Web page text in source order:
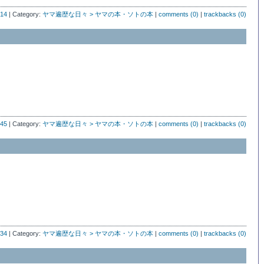
| Category: ヤマ遍歴な日々 > ヤマの本・ソトの本 | comments (0) | trackbacks (0)
| Category: ヤマ遍歴な日々 > ヤマの本・ソトの本 | comments (0) | trackbacks (0)
| Category: ヤマ遍歴な日々 > ヤマの本・ソトの本 | comments (0) | trackbacks (0)